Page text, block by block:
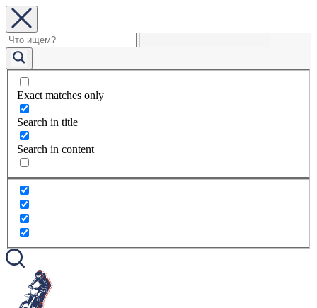
Exact matches only
Search in title
Search in content